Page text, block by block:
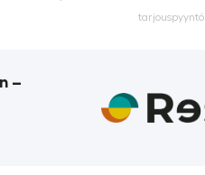
tarjouspyyntö
­–